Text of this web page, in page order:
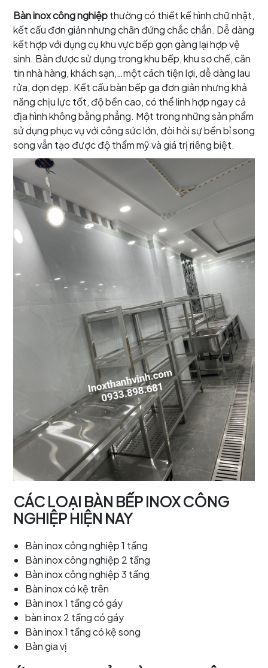
Bàn inox công nghiệpthường có thiết kế hình chữ nhật,
kết cấu đơn giản nhưng chân đứng chắc chắn. Dễ dàng
kết hợp với dụng cụ khu vực bếp gọn gàng lại hợp vệ
sinh. Bàn được sử dụng trong khu bếp, khu sơ chế, căn
tin nhà hàng, khách sạn,…một cách tiện lợi, dễ dàng lau
rửa, dọn dẹp. Kết cấu bàn bếp ga đơn giản nhưng khả
năng chịu lực tốt, độ bền cao, có thể linh hợp ngay cả
địa hình không bằng phẳng. Một trong những sản phẩm
sử dụng phục vụ với công sức lớn, đòi hỏi sự bền bỉ song
song vẫn tạo được độ thẩm mỹ và giá trị riêng biệt.
CÁC LOẠI BÀN BẾP INOX CÔNG
NGHIỆP HIỆN NAY
Bàn inox công nghiệp 1 tầng
Bàn inox công nghiệp 2 tầng
Bàn inox công nghiệp 3 tầng
Bàn inox có kệ trên
Bàn inox 1 tầng có gáy
bàn inox 2 tầng có gáy
Bàn inox 1 tầng có kệ song
Bàn gia vị